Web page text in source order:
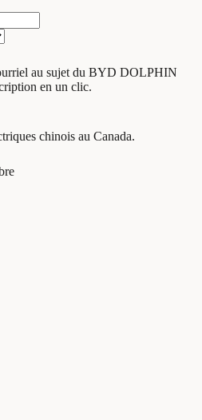
au sujet du BYD DOLPHIN
en un clic.
chinois au Canada.